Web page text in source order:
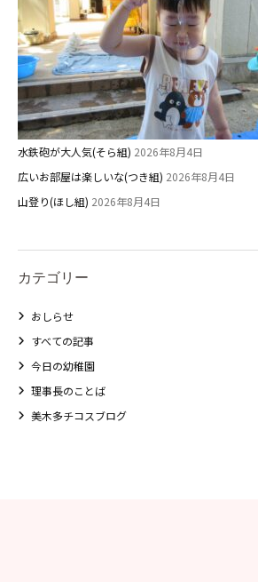
水鉄砲が大人気(そら組) 2026年8月4日
広いお部屋は楽しいな(つき組) 2026年8月4日
山登り(ほし組) 2026年8月4日
カテゴリー
おしらせ
すべての記事
今日の幼稚園
理事長のことば
美木多チコスブログ